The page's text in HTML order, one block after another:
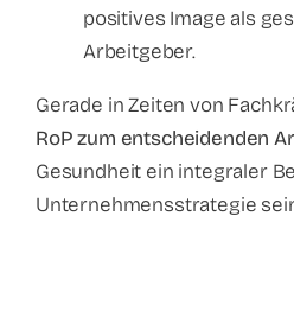
positives Image als
Arbeitgeber.
Gerade in Zeiten von
RoP zum entscheidenden
Gesundheit ein integraler
Unternehmensstrategie